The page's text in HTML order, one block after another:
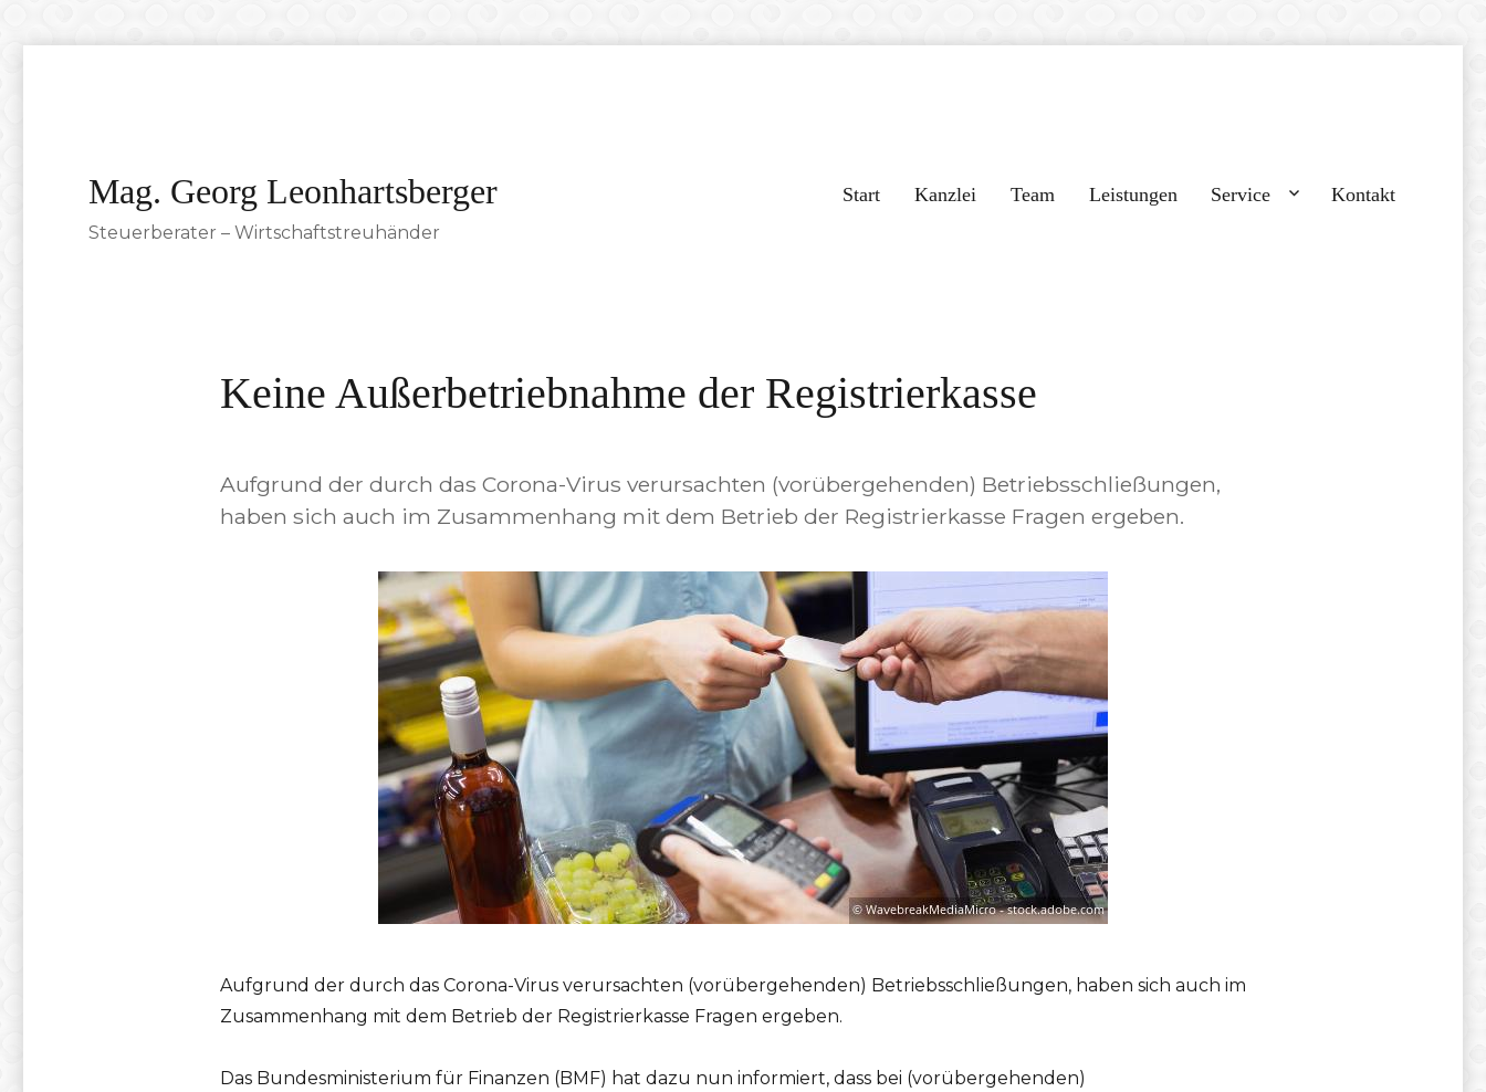
Mag. Georg Leonhartsberger
Steuerberater – Wirtschaftstreuhänder
Start Kanzlei Team Leistungen Service Kontakt
Keine Außerbetriebnahme der Registrierkasse
Aufgrund der durch das Corona-Virus verursachten (vorübergehenden) Betriebsschließungen,
haben sich auch im Zusammenhang mit dem Betrieb der Registrierkasse Fragen ergeben.
Aufgrund der durch das Corona-Virus verursachten (vorübergehenden) Betriebsschließungen, haben sich auch im
Zusammenhang mit dem Betrieb der Registrierkasse Fragen ergeben.
Das Bundesministerium für Finanzen (BMF) hat dazu nun informiert, dass bei (vorübergehenden)